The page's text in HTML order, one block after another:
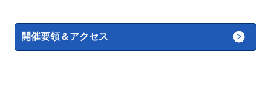
開催要領＆アクセス